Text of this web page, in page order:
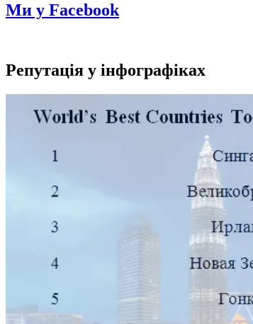
Ми у Facebook
Репутація у інфографіках